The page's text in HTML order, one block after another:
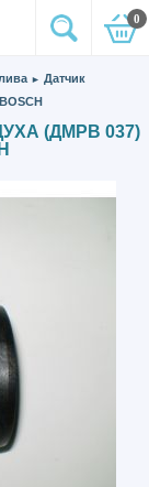
0
► Датчик
(ДМРВ 037)